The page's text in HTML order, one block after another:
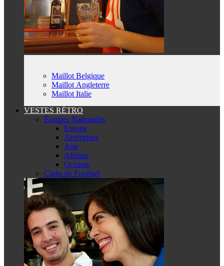
Maillot Belgique
Maillot Angleterre
Maillot Italie
VESTES RÉTRO
Équipes Nationales
Europe
Amériques
Asie
Afrique
Océanie
Clubs de Football